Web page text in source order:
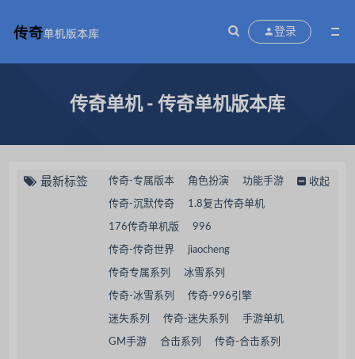
登录
传奇单机 - 传奇单机版本库
最新标签 传奇-专属版本 角色扮演 功能手游
传奇-沉默传奇 1.8复古传奇单机
176传奇单机版 996
传奇-传奇世界 jiaocheng
传奇专属系列 冰雪系列
传奇-冰雪系列 传奇-996引擎
迷失系列 传奇-迷失系列 手游单机
GM手游 合击系列 传奇-合击系列
收起